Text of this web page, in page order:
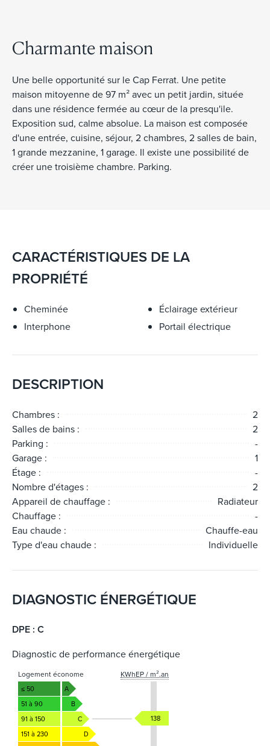
Charmante maison
Une belle opportunité sur le Cap Ferrat. Une petite
maison mitoyenne de 97 m² avec un petit jardin, située
dans une résidence fermée au cœur de la presqu'ile.
Exposition sud, calme absolue. La maison est composée
d'une entrée, cuisine, séjour, 2 chambres, 2 salles de bain,
1 grande mezzanine, 1 garage. Il existe une possibilité de
créer une troisième chambre. Parking.
CARACTÉRISTIQUES DE LA
PROPRIÉTÉ
Cheminée
Interphone
Éclairage extérieur
Portail électrique
DESCRIPTION
Chambres :
2
Salles de bains :
2
Parking :
-
Garage :
1
Étage :
-
Nombre d'étages :
2
Appareil de chauffage :
Radiateur
Chauffage :
-
Eau chaude :
Chauffe-eau
Type d'eau chaude :
Individuelle
DIAGNOSTIC ÉNERGÉTIQUE
DPE : C
Diagnostic de performance énergétique
Logement économe KWhEP / m².an
≤ 50
A
51 à 90
B
91 à 150
C
151 à 230
D
138